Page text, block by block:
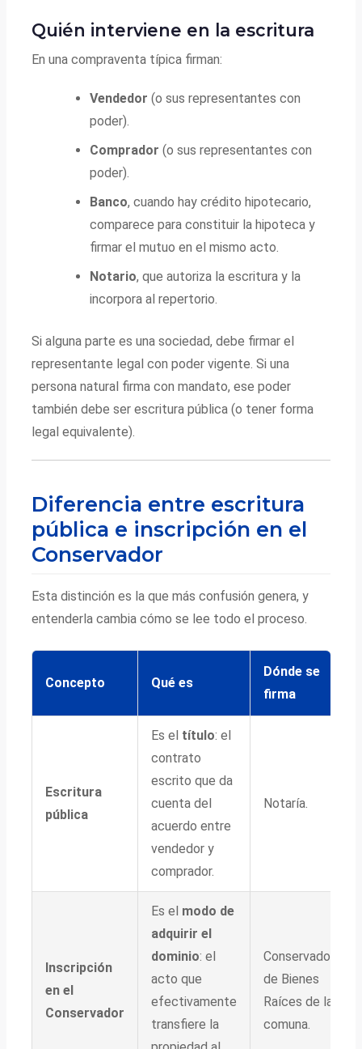
Quién interviene en la escritura
En una compraventa típica firman:
Vendedor (o sus representantes con
poder).
Comprador (o sus representantes con
poder).
Banco, cuando hay crédito hipotecario,
comparece para constituir la hipoteca y
firmar el mutuo en el mismo acto.
Notario, que autoriza la escritura y la
incorpora al repertorio.
Si alguna parte es una sociedad, debe firmar el
representante legal con poder vigente. Si una
persona natural firma con mandato, ese poder
también debe ser escritura pública (o tener forma
legal equivalente).
Diferencia entre escritura
pública e inscripción en el
Conservador
Esta distinción es la que más confusión genera, y
entenderla cambia cómo se lee todo el proceso.
Concepto Qué es
Dónde se
firma
Escritura
pública
Es el título: el
contrato
escrito que da
cuenta del
acuerdo entre
vendedor y
comprador.
Notaría.
Inscripción
en el
Conservador
Es el modo de
adquirir el
dominio: el
acto que
efectivamente
transfiere la
Conservador
de Bienes
Raíces de la
comuna.